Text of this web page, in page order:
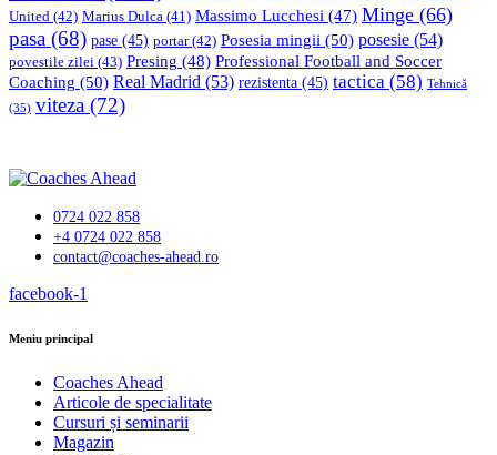
United (42) Marius Dulca (41) Massimo Lucchesi (47) Minge (66)
pasa (68) pase (45) portar(42) Posesia mingii (50) posesie (54)
povestile zilei (43) Presing (48) Professional Football and Soccer
Coaching (50) Real Madrid (53) rezistenta (45) tactica (58) Tehnică
(35) viteza (72)
0724 022 858
+4 0724 022 858
contact@coaches-ahead.ro
facebook-1
Meniu principal
Coaches Ahead
Articole de specialitate
Cursuri și seminarii
Magazin